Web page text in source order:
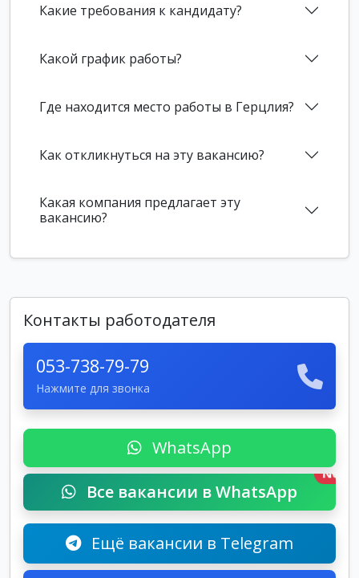
Какие требования к кандидату?
Какой график работы?
Где находится место работы в Герцлия?
Как откликнуться на эту вакансию?
Какая компания предлагает эту
вакансию?
Контакты работодателя
053-738-79-79
Нажмите для звонка
WhatsApp
Все вакансии в WhatsApp
New
Ещё вакансии в Telegram